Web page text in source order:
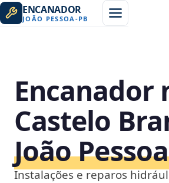
ENCANADOR
JOÃO PESSOA -PB
Encanador
Castelo
João
Instalações e reparos